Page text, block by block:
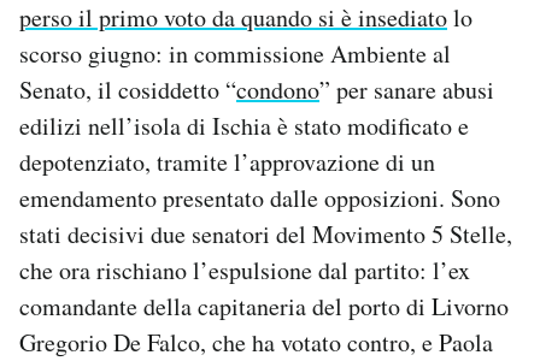
AREA PERSONALE
Area Personale
Newsletter
Notifiche mobile
Regala il Post
Hai bisogno di aiuto?
Esci
perso il primo voto da quando si è insediatolo
scorso giugno: in commissione Ambiente al
Senato, il cosiddetto “condono” per sanare abusi
edilizi nell’isola di Ischia è stato modificato e
depotenziato, tramite l’approvazione di un
emendamento presentato dalle opposizioni. Sono
stati decisivi due senatori del Movimento 5 Stelle,
che ora rischiano l’espulsione dal partito: l’ex
comandante della capitaneria del porto di Livorno
Gregorio De Falco, che ha votato contro, e Paola